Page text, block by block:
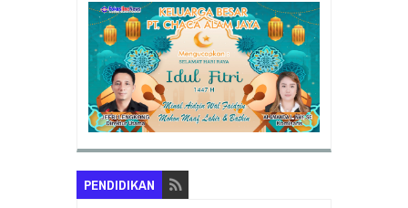
PENDIDIKAN